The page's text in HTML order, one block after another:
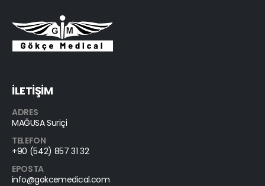
İLETİŞİM
ADRES
MAĞUSA Suriçi
TELEFON
+90 (542) 857 31 32
EPOSTA
info@gokcemedical.com